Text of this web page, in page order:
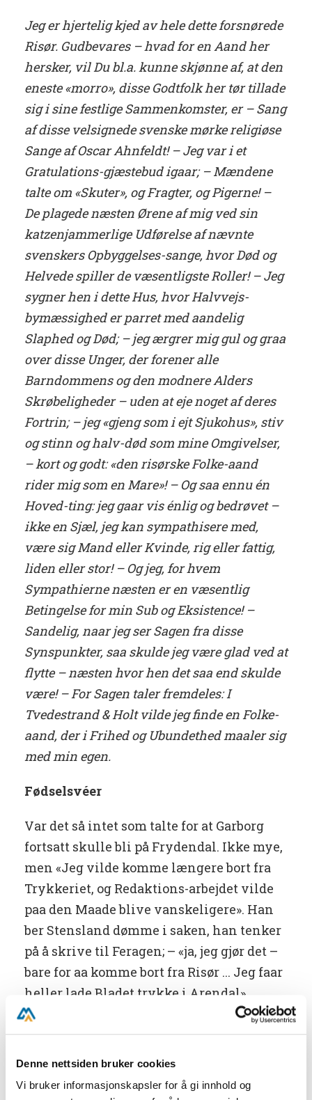
Denne nettsiden bruker cookies
Vi bruker informasjonskapsler for å gi innhold og
Jeg er hjertelig kjed av hele dette forsnørede
Risør. Gudbevares – hvad for en Aand her
hersker, vil Du bl.a. kunne skjønne af, at den
eneste «morro», disse Godtfolk her tør tillade
sig i sine festlige Sammenkomster, er – Sang
af disse velsignede svenske mørke religiøse
Sange af Oscar Ahnfeldt! – Jeg var i et
Gratulations-gjæstebud igaar; – Mændene
talte om «Skuter», og Fragter, og Pigerne! –
De plagede næsten Ørene af mig ved sin
katzenjammerlige Udførelse af nævnte
svenskers Opbyggelses-sange, hvor Død og
Helvede spiller de væsentligste Roller! – Jeg
sygner hen i dette Hus, hvor Halvvejs-
bymæssighed er parret med aandelig
Slaphed og Død; – jeg ærgrer mig gul og graa
over disse Unger, der forener alle
Barndommens og den modnere Alders
Skrøbeligheder – uden at eje noget af deres
Fortrin; – jeg «gjeng som i ejt Sjukohus», stiv
og stinn og halv-død som mine Omgivelser,
– kort og godt: «den risørske Folke-aand
rider mig som en Mare»! – Og saa ennu én
Hoved-ting: jeg gaar vis énlig og bedrøvet –
ikke en Sjæl, jeg kan sympathisere med,
være sig Mand eller Kvinde, rig eller fattig,
liden eller stor! – Og jeg, for hvem
Sympathierne næsten er en væsentlig
Betingelse for min Sub og Eksistence! –
Sandelig, naar jeg ser Sagen fra disse
Synspunkter, saa skulde jeg være glad ved at
flytte – næsten hvor hen det saa end skulde
være! – For Sagen taler fremdeles: I
Tvedestrand & Holt vilde jeg finde en Folke-
aand, der i Frihed og Ubundethed maaler sig
med min egen.
Fødselsvéer
Var det så intet som talte for at Garborg
fortsatt skulle bli på Frydendal. Ikke mye,
men «Jeg vilde komme længere bort fra
Trykkeriet, og Redaktions-arbejdet vilde
paa den Maade blive vanskeligere». Han
ber Stensland dømme i saken, han tenker
på å skrive til Feragen; – «ja, jeg gjør det –
bare for aa komme bort fra Risør ... Jeg faar
heller lade Bladet trykke i Arendal».
Nei, Garborg måtte bort. Han følte seg
vennen Vilhelm sviktet ham. I det siste
brevet han skriver fra Risør, datert 15.